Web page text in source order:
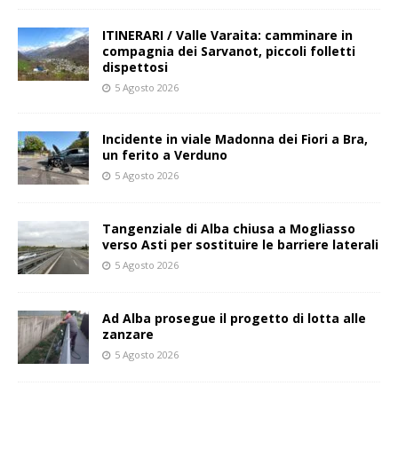
ITINERARI / Valle Varaita: camminare in
compagnia dei Sarvanot, piccoli folletti
dispettosi
5 Agosto 2026
Incidente in viale Madonna dei Fiori a Bra,
un ferito a Verduno
5 Agosto 2026
Tangenziale di Alba chiusa a Mogliasso
verso Asti per sostituire le barriere laterali
5 Agosto 2026
Ad Alba prosegue il progetto di lotta alle
zanzare
5 Agosto 2026